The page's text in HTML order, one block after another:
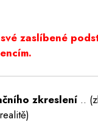
zaslíbené
zkreslení ..